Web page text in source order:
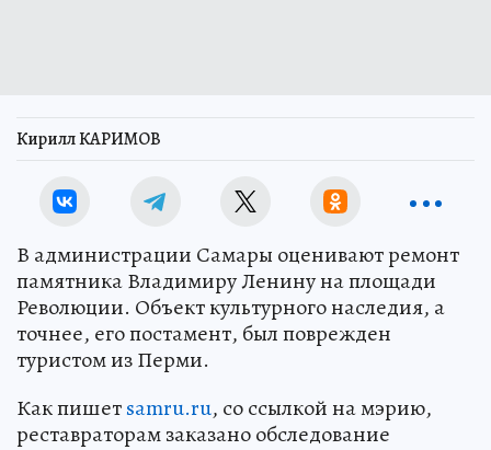
Кирилл КАРИМОВ
В администрации Самары оценивают ремонт
памятника Владимиру Ленину на площади
Революции. Объект культурного наследия, а
точнее, его постамент, был поврежден
туристом из Перми.
Как пишетsamru.ru, со ссылкой на мэрию,
реставраторам заказано обследование